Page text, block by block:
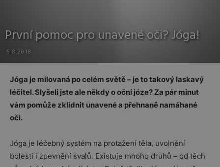
První pomoc pro unavené oči? Jóga!
9.8.2018
Jóga je milovaná po celém světě – je to takový laskavý
léčitel. Slyšeli jste ale někdy o oční józe? Za pár minut
vám pomůže zklidnit unavené a přehnaně namáhané
oči.
Jóga je léčebný systém na protažení těla, uvolnění
bolesti i zpevnění svalů. Existuje mnoho druhů – od těch